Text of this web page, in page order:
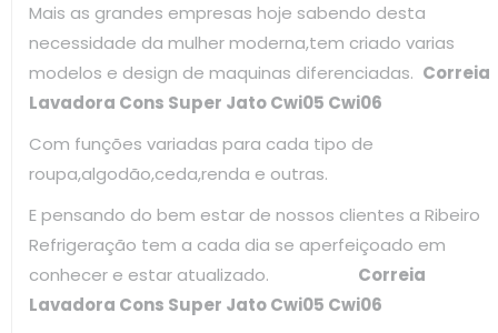
Mais as grandes empresas hoje sabendo desta
necessidade da mulher moderna,tem criado varias
modelos e design de maquinas diferenciadas. Correia
Lavadora Cons Super Jato Cwi05 Cwi06
Com funções variadas para cada tipo de
roupa,algodão,ceda,renda e outras.
E pensando do bem estar de nossos clientes a Ribeiro
Refrigeração tem a cada dia se aperfeiçoado em
conhecer e estar atualizado. Correia
Lavadora Cons Super Jato Cwi05 Cwi06